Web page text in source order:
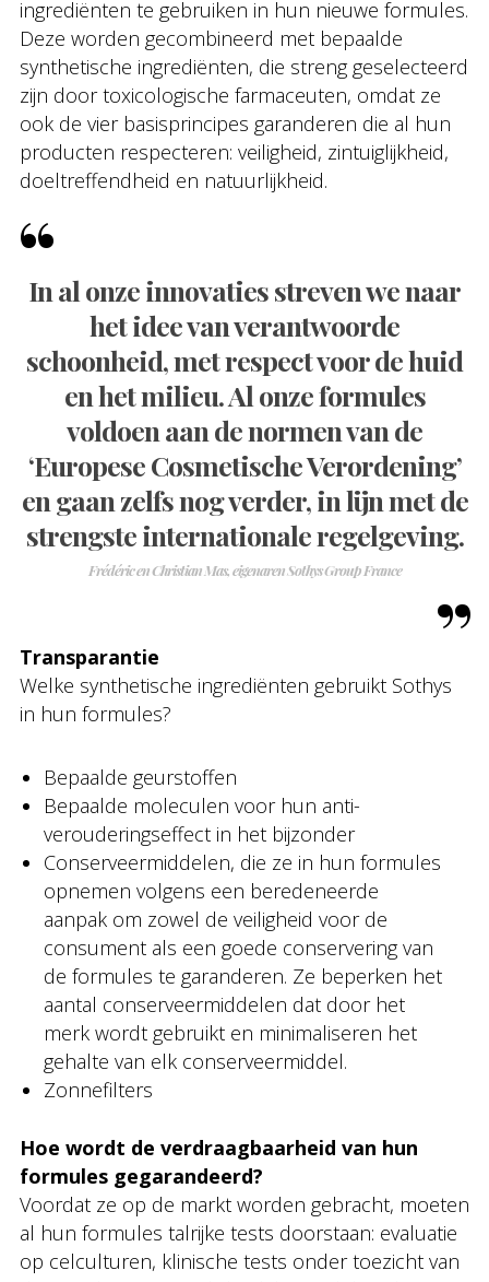
ingrediënten te gebruiken in hun nieuwe formules.
Deze worden gecombineerd met bepaalde
synthetische ingrediënten, die streng geselecteerd
zijn door toxicologische farmaceuten, omdat ze
ook de vier basisprincipes garanderen die al hun
producten respecteren: veiligheid, zintuiglijkheid,
doeltreffendheid en natuurlijkheid.
In al onze innovaties streven we naar
het idee van verantwoorde
schoonheid, met respect voor de huid
en het milieu. Al onze formules
voldoen aan de normen van de
‘Europese Cosmetische Verordening’
en gaan zelfs nog verder, in lijn met de
strengste internationale regelgeving.
Frédéric en Christian Mas, eigenaren Sothys Group France
Transparantie
Welke synthetische ingrediënten gebruikt Sothys
in hun formules?
Bepaalde geurstoffen
Bepaalde moleculen voor hun anti-
verouderingseffect in het bijzonder
Conserveermiddelen, die ze in hun formules
opnemen volgens een beredeneerde
aanpak om zowel de veiligheid voor de
consument als een goede conservering van
de formules te garanderen. Ze beperken het
aantal conserveermiddelen dat door het
merk wordt gebruikt en minimaliseren het
gehalte van elk conserveermiddel.
Zonnefilters
Hoe wordt de verdraagbaarheid van hun
formules gegarandeerd?
Voordat ze op de markt worden gebracht, moeten
al hun formules talrijke tests doorstaan: evaluatie
op celculturen, klinische tests onder toezicht van